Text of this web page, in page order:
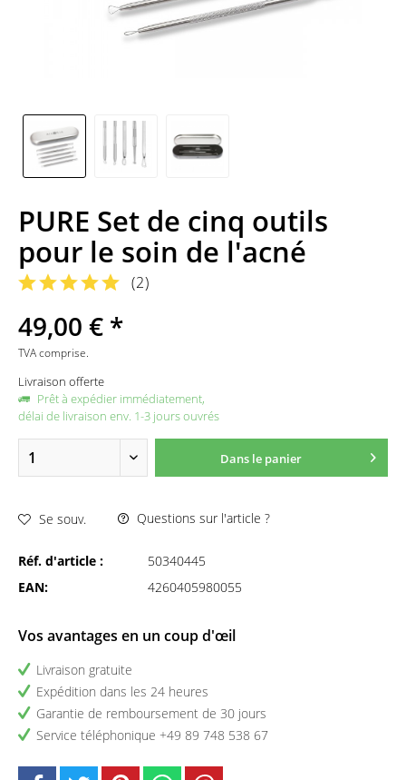
PURE Set de cinq outils
pour le soin de l'acné
(2)
49,00 € *
TVA comprise.
Livraison offerte
Prêt à expédier immédiatement,
délai de livraison env. 1-3 jours ouvrés
Dans le panier
Se souv. Questions sur l'article ?
Réf. d'article :
50340445
EAN:
4260405980055
Vos avantages en un coup d'œil
Livraison gratuite
Expédition dans les 24 heures
Garantie de remboursement de 30 jours
Service téléphonique +49 89 748 538 67